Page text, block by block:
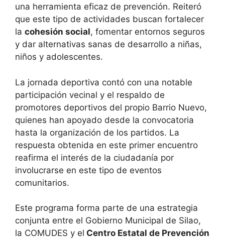
una herramienta eficaz de prevención. Reiteró
que este tipo de actividades buscan fortalecer
la cohesión social, fomentar entornos seguros
y dar alternativas sanas de desarrollo a niñas,
niños y adolescentes.
La jornada deportiva contó con una notable
participación vecinal y el respaldo de
promotores deportivos del propio Barrio Nuevo,
quienes han apoyado desde la convocatoria
hasta la organización de los partidos. La
respuesta obtenida en este primer encuentro
reafirma el interés de la ciudadanía por
involucrarse en este tipo de eventos
comunitarios.
Este programa forma parte de una estrategia
conjunta entre el Gobierno Municipal de Silao,
la COMUDES y el Centro Estatal de Prevención